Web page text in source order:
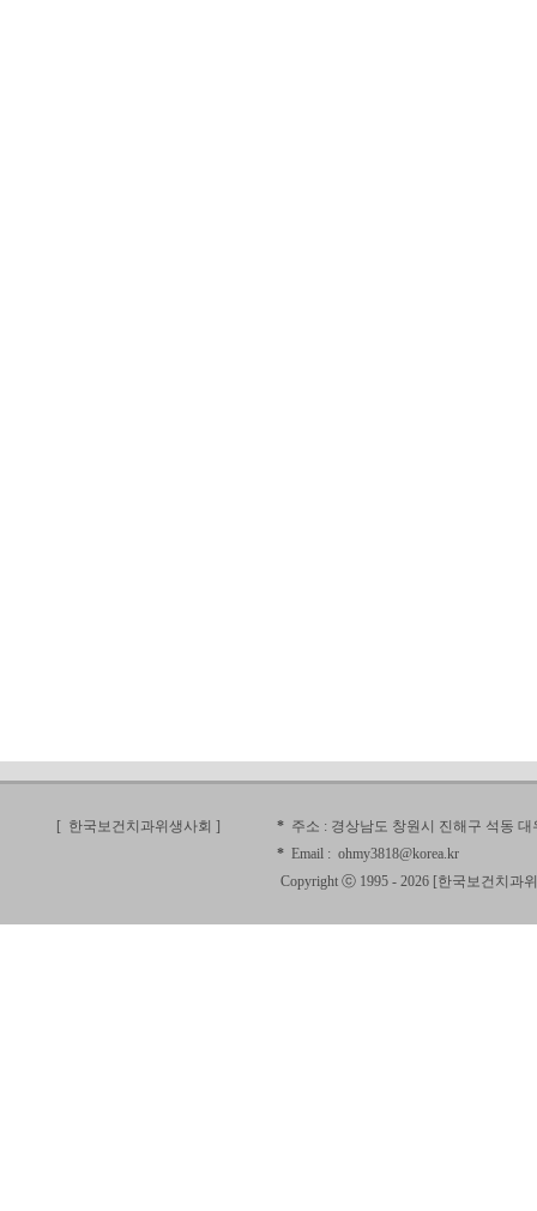
[ 한국보건치과위생사회 ] * 주소 : 경상남도 창원시 진해구 석동 대
* Email : ohmy3818@korea.kr
Copyright ⓒ 1995 - 2026 [한국보건치과